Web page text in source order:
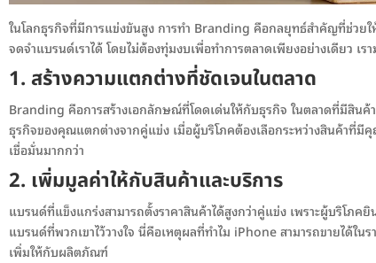
ในโลกธุรกิจที่มีการแข่งขันสูง การทำ Branding คือกลยุทธ์สำคัญที่ช่วย
จดจำแบรนด์เราได้ โดยไม่ต้องทุ่มงบเพื่อทำการตลาดเพียงอย่างเดียว
1. สร้างความแตกต่างที่ชัดเจนในตลาด
Branding คือการสร้างเอกลักษณ์ที่โดดเด่นให้กับธุรกิจ ในตลาดที่มีสิน
ธุรกิจของคุณแตกต่างจากคู่แข่ง เมื่อผู้บริโภคต้องเลือกระหว่างสินค้าที่
เชื่อมั่นมากกว่า
2. เพิ่มมูลค่าให้กับสินค้าและบริการ
แบรนด์ที่แข็งแกร่งสามารถตั้งราคาสินค้าได้สูงกว่าคู่แข่ง เพราะผู้บริโภ
แบรนด์ที่พวกเขาไว้วางใจ นี่คือเหตุผลที่ทำไม iPhone สามารถขายได้ใ
เพิ่มให้กับผลิตภัณฑ์